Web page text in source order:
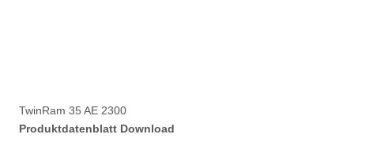
TwinRam 35 AE 2300
Produktdatenblatt Download